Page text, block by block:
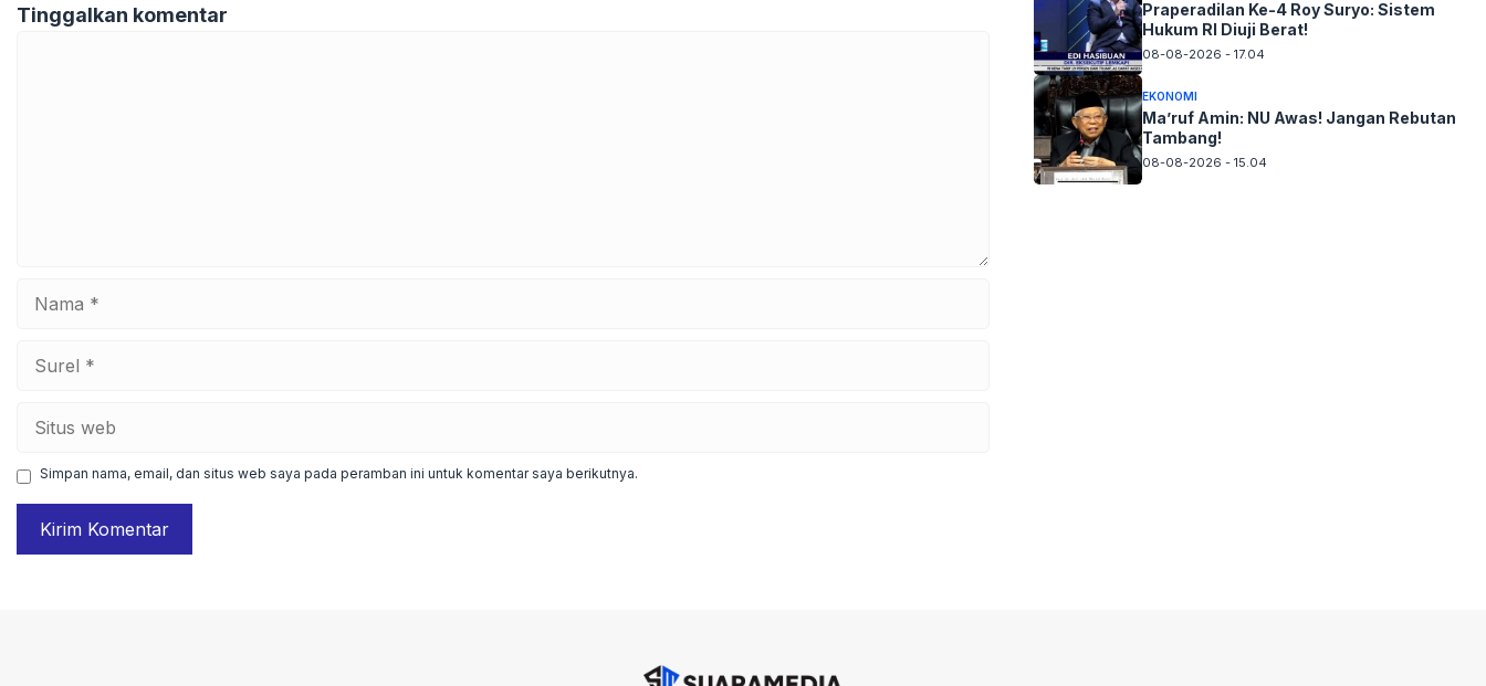
Tinggalkan komentar
web
Simpan nama, email, dan situs web saya pada peramban ini untuk komentar saya berikutnya.
Praperadilan Ke-4 Roy Suryo: Sistem
Hukum RI Diuji Berat!
08-08-2026 - 17.04
EKONOMI
Ma’ruf Amin: NU Awas! Jangan Rebutan
Tambang!
08-08-2026 - 15.04